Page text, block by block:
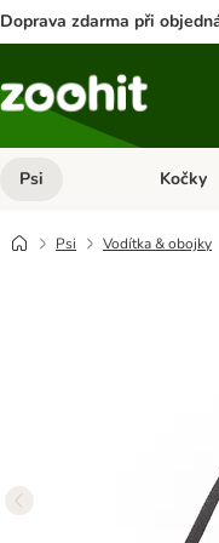
Doprava zdarma při
Psi Otevřít
Kočky
Psi Vodítka & obojky